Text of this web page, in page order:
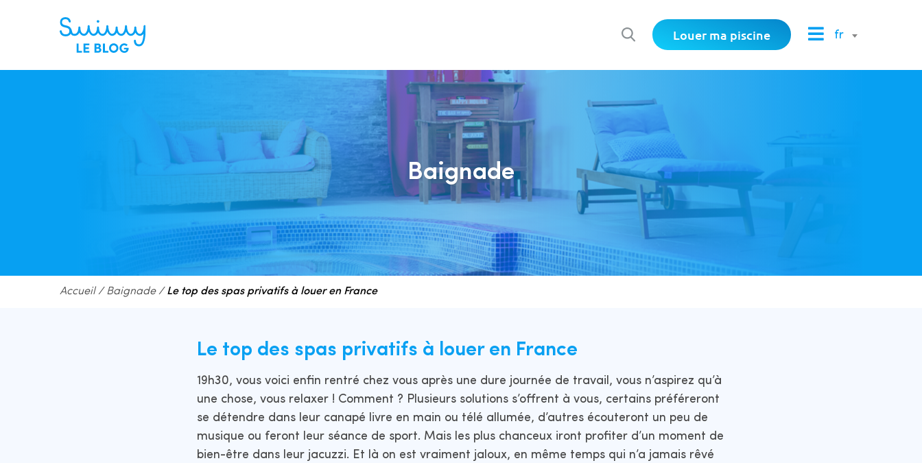
Louer ma piscine fr
Baignade
Accueil/ Baignade/ Le top des spas privatifs à louer en France
Le top des spas privatifs à louer en France
19h30, vous voici enfin rentré chez vous après une dure journée de travail, vous n’aspirez qu’à
une chose, vous relaxer ! Comment ? Plusieurs solutions s’offrent à vous, certains préféreront
se détendre dans leur canapé livre en main ou télé allumée, d’autres écouteront un peu de
musique ou feront leur séance de sport. Mais les plus chanceux iront profiter d’un moment de
bien-être dans leur jacuzzi. Et là on est vraiment jaloux, en même temps qui n’a jamais rêvé